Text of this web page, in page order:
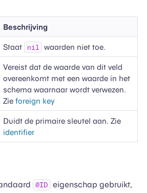
Beschrijving
Staat nil waarden niet toe.
Vereist dat de waarde van dit veld
overeenkomt met een waarde in het
schema waarnaar wordt verwezen.
Zieforeign key
Duidt de primaire sleutel aan. Zie
identifier
@ID eigenschap gebruikt,